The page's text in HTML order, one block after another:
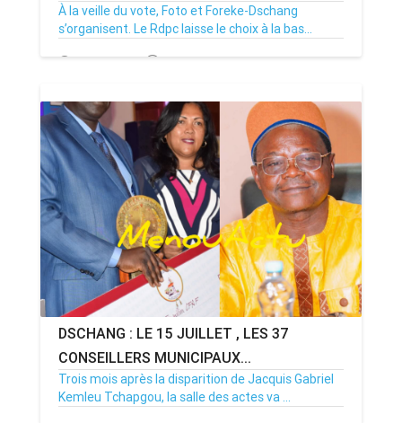
À la veille du vote, Foto et Foreke-Dschang
s’organisent. Le Rdpc laisse le choix à la bas...
14/07/26 Par MenouActu 0
DSCHANG : LE 15 JUILLET , LES 37
CONSEILLERS MUNICIPAUX...
Trois mois après la disparition de Jacquis Gabriel
Kemleu Tchapgou, la salle des actes va ...